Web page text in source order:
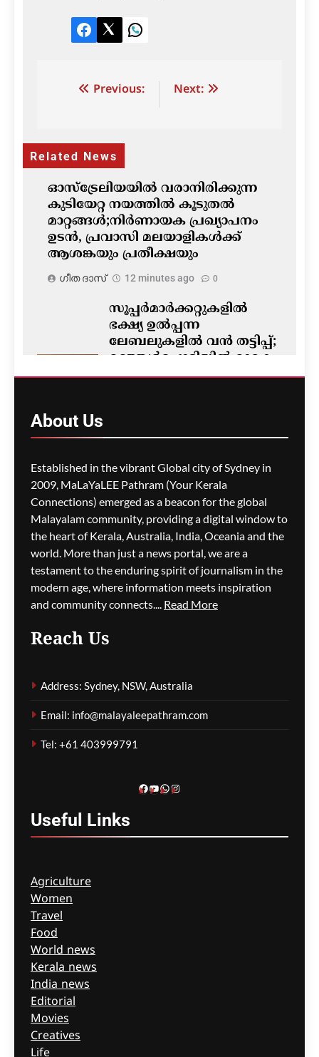
Facebook
TwitterLinkedIn
Post Previous: Next:
Related News
ഓസ്‌ട്രേലിയയിൽ വരാനിരിക്കുന്ന
കുടിയേറ്റ നയത്തിൽ കൂടുതൽ
മാറ്റങ്ങൾ;നിർണായക പ്രഖ്യാപനം
ഉടൻ, പ്രവാസി മലയാളികൾക്ക്
ആശങ്കയും പ്രതീക്ഷയും
ഗീത ദാസ്‌ 12 minutes ago 0
സൂപ്പർമാർക്കറ്റുകളിൽ
ഭക്ഷ്യ ഉൽപ്പന്ന
ലേബലുകളിൽ വൻ തട്ടിപ്പ്;
മഞ്ഞൾപ്പൊടിയിൽ മാരക
വിഷാംശമെന്ന്
M5 മോട്ടോർവേയിൽ
മാലിന്യ ട്രക്കിന് തീപിടിച്ചു;
കിലോമീറ്ററുകളോളം
ഗതാഗതക്കുരുക്ക്, മലയാളി
യാത്രികരെയും ബാധിച്ചു
ഗീത ദാസ്‌ 23 minutes ago
നടപടിക്രമങ്ങൾ
About Us
Established in the vibrant Global city of Sydney in
2009, MaLaYaLEE Pathram (Your Kerala
Connections) emerged as a beacon for the global
Malayalam community, providing a digital window to
the heart of Kerala, Australia, India, Oceania and the
world. More than just a news portal, we are a
testament to the enduring spirit of journalism in the
modern age, where information meets inspiration
and community connects.... Read More
Reach Us
Address: Sydney, NSW, Australia
Email: info@malayaleepathram.com
Tel: +61 403999791
Facebook
YouTube
WhatsApp
Instagram
Useful Links
Agriculture
Women
Travel
Food
World news
Kerala news
India news
Editorial
Movies
Creatives
Life